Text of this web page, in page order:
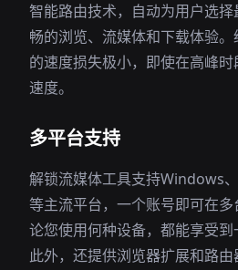
智能路由技术，自动为用户选
畅的浏览、流媒体和下载体验
的速度损失极小，即使在高峰
速度。
多平台支持
解锁流媒体工具支持Windows
等主流平台，一个账号即可在
论您使用何种设备，都能享受到
此外，还提供浏览器扩展和路